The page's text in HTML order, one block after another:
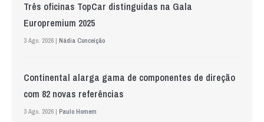
Três oficinas TopCar distinguidas na Gala
Europremium 2025
3 Ago. 2026 | Nádia Conceição
Continental alarga gama de componentes de direção
com 82 novas referências
3 Ago. 2026 | Paulo Homem